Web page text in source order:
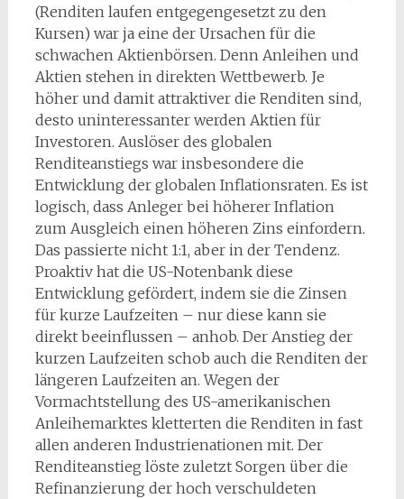
(Renditen laufen entgegengesetzt zu den
Kursen) war ja eine der Ursachen für die
schwachen Aktienbörsen. Denn Anleihen und
Aktien stehen in direkten Wettbewerb. Je
höher und damit attraktiver die Renditen sind,
desto uninteressanter werden Aktien für
Investoren. Auslöser des globalen
Renditeanstiegs war insbesondere die
Entwicklung der globalen Inflationsraten. Es ist
logisch, dass Anleger bei höherer Inflation
zum Ausgleich einen höheren Zins einfordern.
Das passierte nicht 1:1, aber in der Tendenz.
Proaktiv hat die US-Notenbank diese
Entwicklung gefördert, indem sie die Zinsen
für kurze Laufzeiten – nur diese kann sie
direkt beeinflussen – anhob. Der Anstieg der
kurzen Laufzeiten schob auch die Renditen der
längeren Laufzeiten an. Wegen der
Vormachtstellung des US-amerikanischen
Anleihemarktes kletterten die Renditen in fast
allen anderen Industrienationen mit. Der
Renditeanstieg löste zuletzt Sorgen über die
Refinanzierung der hoch verschuldeten